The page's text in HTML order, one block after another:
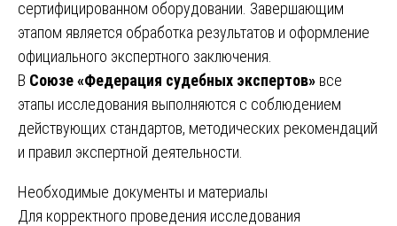
сертифицированном оборудовании. Завершающим
этапом является обработка результатов и оформление
официального экспертного заключения.
В Союзе «Федерация судебных экспертов» все
этапы исследования выполняются с соблюдением
действующих стандартов, методических рекомендаций
и правил экспертной деятельности.
Необходимые документы и материалы
Для корректного проведения исследования